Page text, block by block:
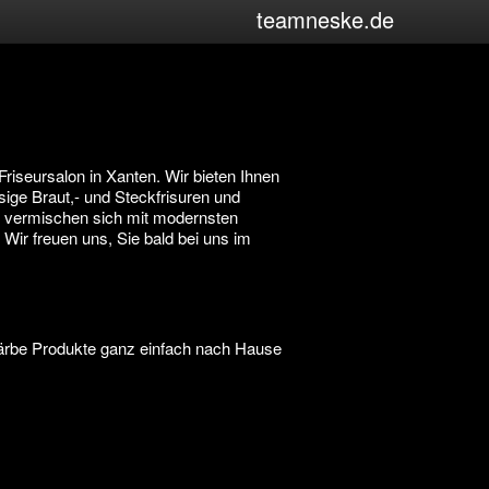
teamneske.de
in Xanten. Wir bieten Ihnen
Braut,- und Steckfrisuren und
sich mit modernsten
freuen uns, Sie bald bei uns im
Produkte ganz einfach nach Hause